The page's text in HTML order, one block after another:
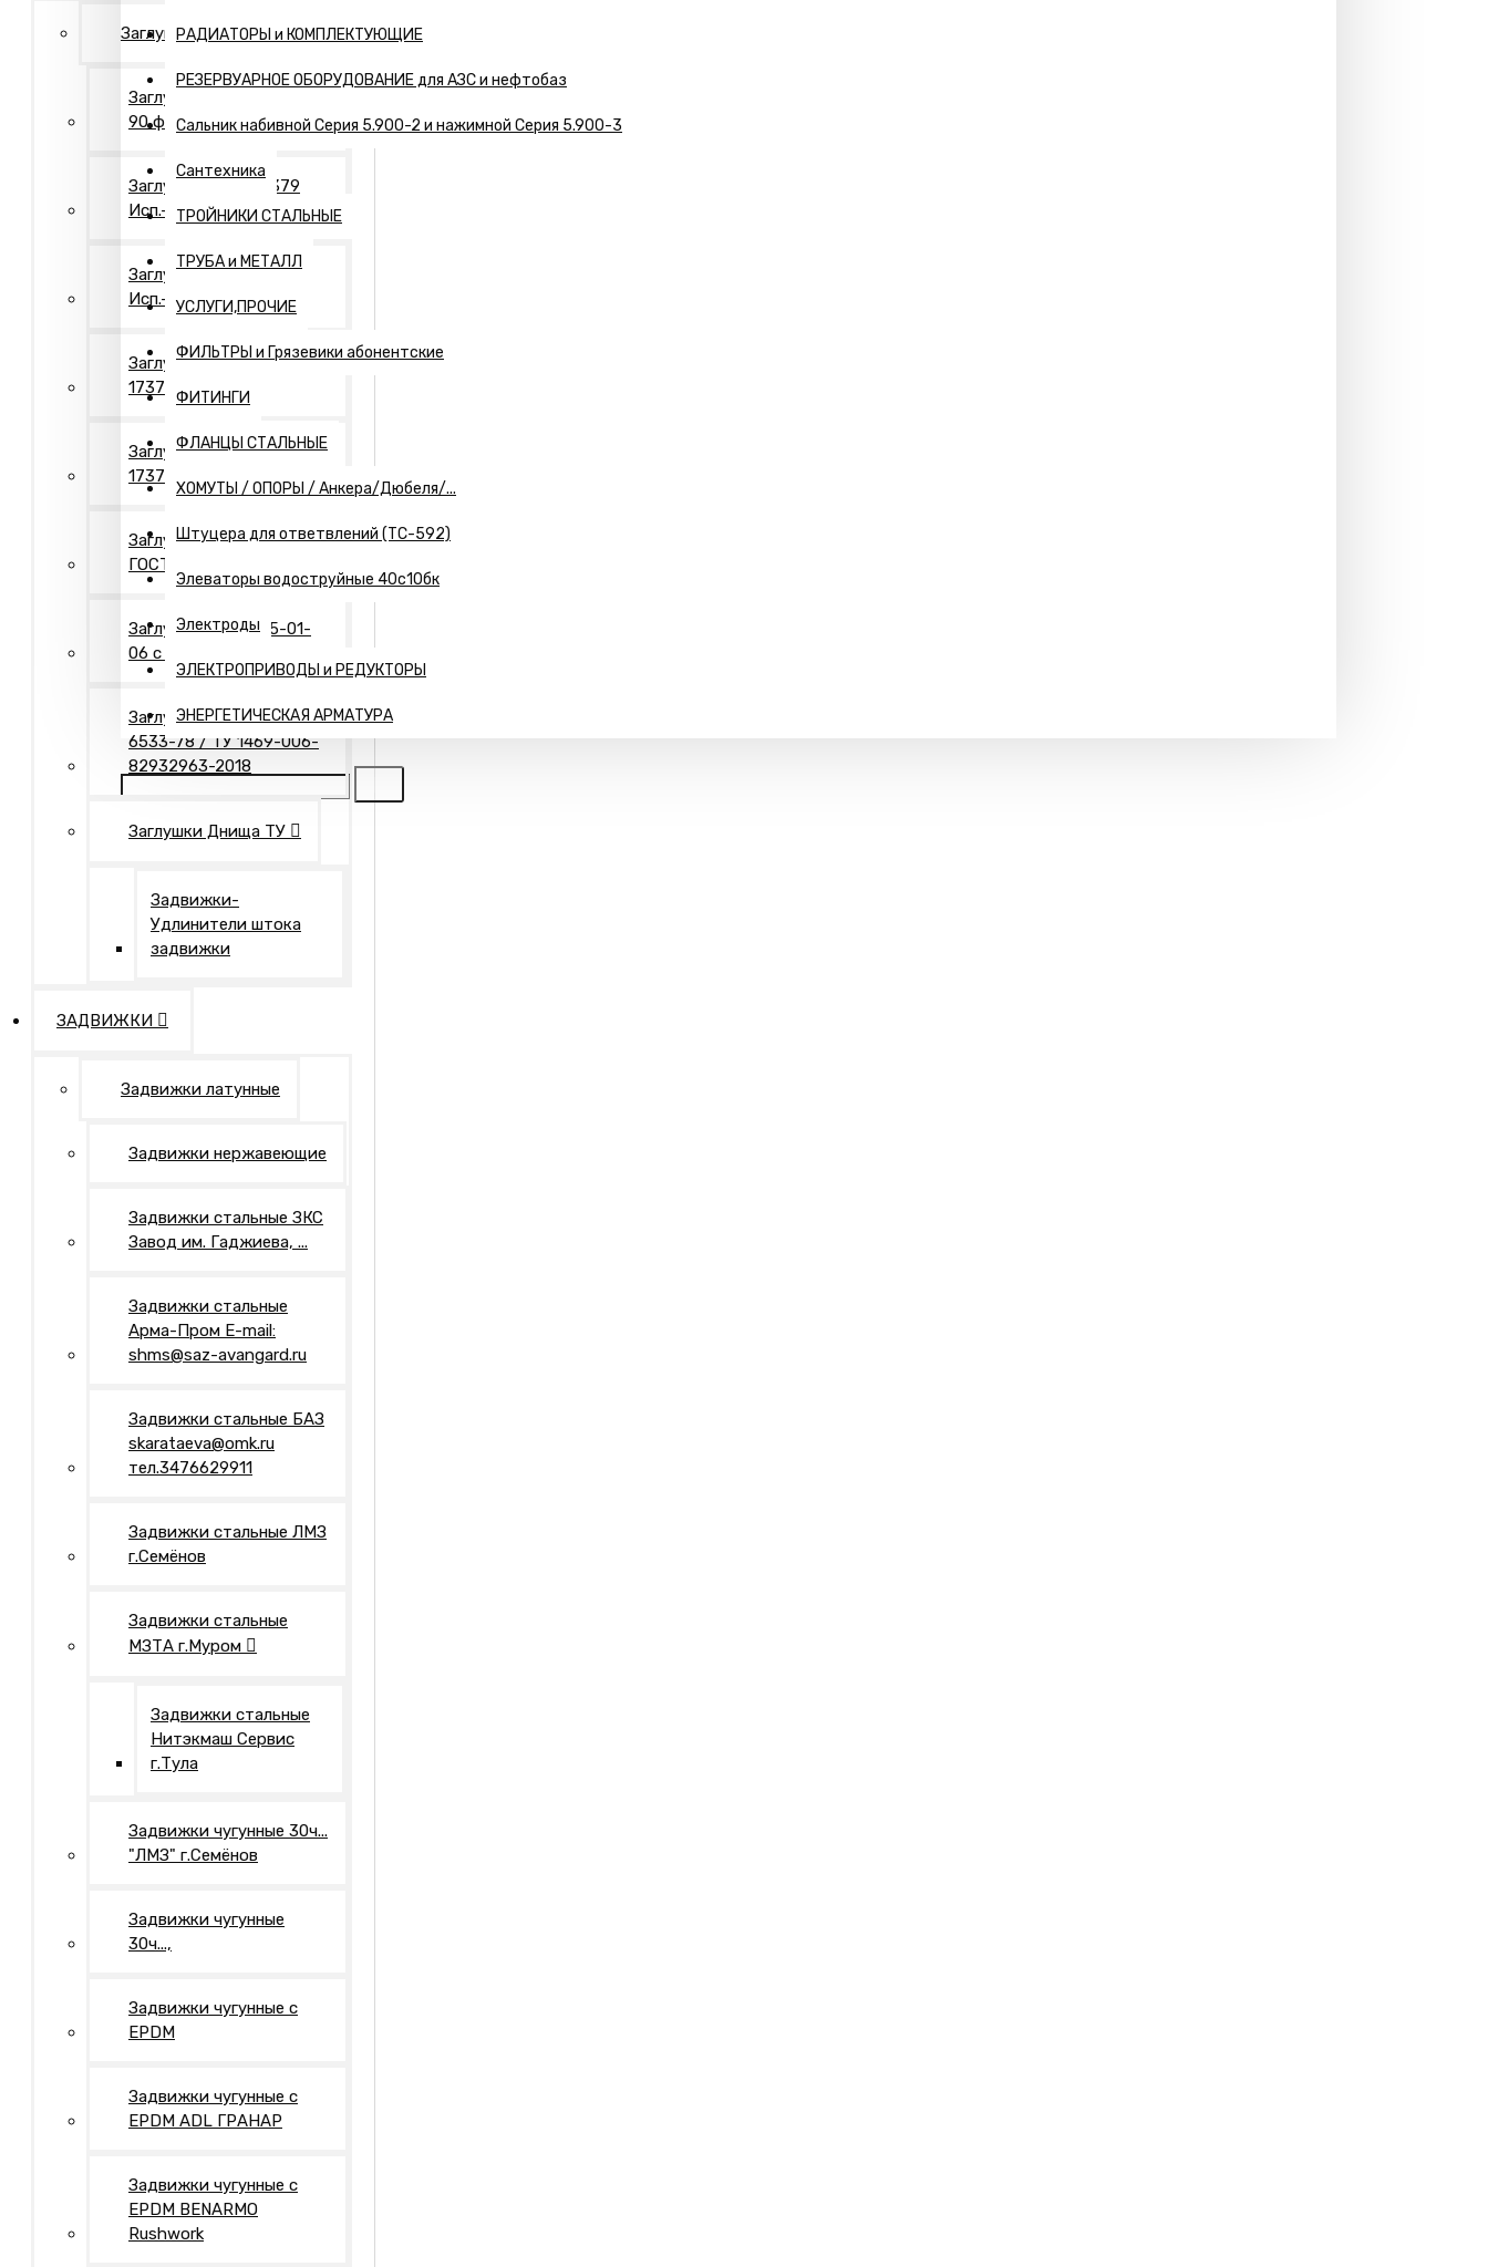
РАДИАТОРЫ и КОМПЛЕКТУЮЩИЕ
РЕЗЕРВУАРНОЕ ОБОРУДОВАНИЕ для АЗС и нефтобаз
Сальник набивной Серия 5.900-2 и нажимной Серия 5.900-3
Сантехника
ТРОЙНИКИ СТАЛЬНЫЕ
ТРУБА и МЕТАЛЛ
УСЛУГИ,ПРОЧИЕ
ФИЛЬТРЫ и Грязевики абонентские
ФИТИНГИ
ФЛАНЦЫ СТАЛЬНЫЕ
ХОМУТЫ / ОПОРЫ / Анкера/Дюбеля/...
Штуцера для ответвлений (ТС-592)
Элеваторы водоструйные 40с10бк
Электроды
ЭЛЕКТРОПРИВОДЫ и РЕДУКТОРЫ
ЭНЕРГЕТИЧЕСКАЯ АРМАТУРА
Заглушки Нержавеющие
Заглушки АТК 24.200.02-
90 фланцевые
Заглушки ГОСТ 17379
Исп.- 1. Оцинкованные
Заглушки ГОСТ 17379
Исп.- 2. Оцинкованные
Заглушки Исп.- 1 ГОСТ
17379
Заглушки Исп.- 2 ГОСТ
17379
Заглушки Исп.- 2"П"
ГОСТ 17379
Заглушки Т-ММ-25-01-
06 с рукояткой
Заглушки Днища ГОСТ
6533-78 / ТУ 1469-006-
82932963-2018
Заглушки Днища ТУ
Задвижки-
Удлинители штока
задвижки
ЗАДВИЖКИ
Задвижки латунные
Задвижки нержавеющие
Задвижки стальные ЗКС
Завод им. Гаджиева, ...
Задвижки стальные
Арма-Пром E-mail:
shms@saz-avangard.ru
Задвижки стальные БАЗ
skarataeva@omk.ru
тел.3476629911
Задвижки стальные ЛМЗ
г.Семёнов
Задвижки стальные
МЗТА г.Муром
Задвижки стальные
Нитэкмаш Сервис
г.Тула
Задвижки чугунные 30ч...
"ЛМЗ" г.Семёнов
Задвижки чугунные
30ч...,
Задвижки чугунные с
EPDM
Задвижки чугунные с
EPDM ADL ГРАНАР
Задвижки чугунные с
EPDM BENARMO
Rushwork